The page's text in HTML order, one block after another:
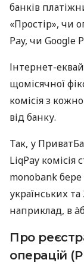
банків
«Простір», чи
Pay, чи Google
Інтернет-
щомісячної
комісія з
від банку.
Так, у
LiqPay комісія
monobank
українських
наприклад, в
Про
операцій